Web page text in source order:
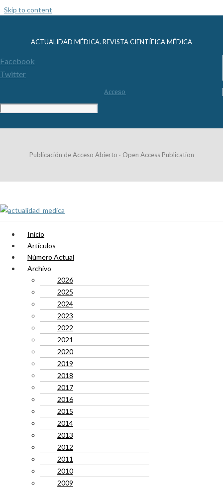
Skip to content
ACTUALIDAD MÉDICA. REVISTA CIENTÍFICA MÉDICA
Facebook
Twitter
Acceso
Publicación de Acceso Abierto · Open Access Publication
Inicio
Artículos
Número Actual
Archivo
2026
2025
2024
2023
2022
2021
2020
2019
2018
2017
2016
2015
2014
2013
2012
2011
2010
2009